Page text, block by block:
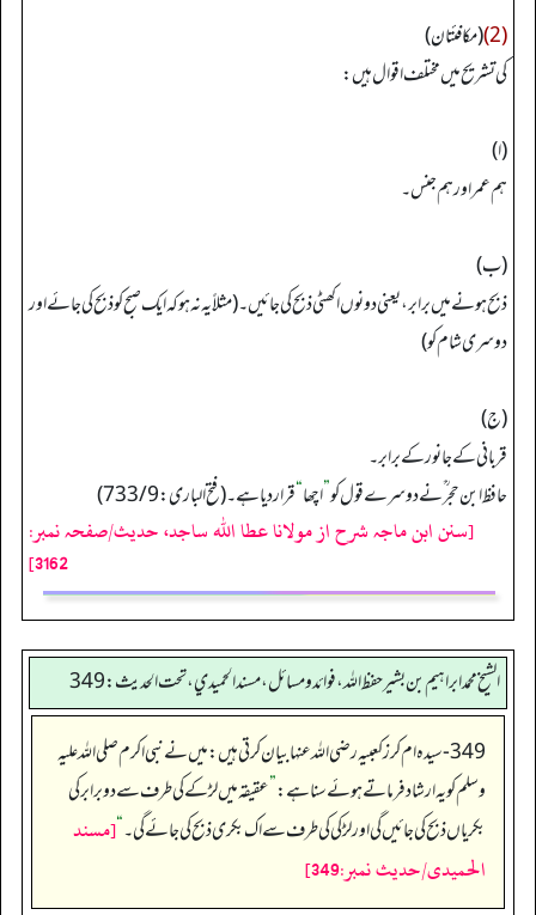
(2) (مكافئتان)
كی تشریح میں مختلف اقوال ہیں:
(ا)
ہم عمر اور ہم جنس۔
(ب)
ذبح ہونے میں برابر، یعنی دونوں اکھٹی ذبح کی جائیں۔ (مثلاً یہ نہ ہو کہ ایک صبح کو ذبح کی جائے اور
دوسری شام کو)
(ج)
قربانی کے جانور کے برابر۔
حافظ ابن حجر ؒنے دوسرے قول کو”اچھا“قراردیا ہے۔ (فتح الباری: 9/ 733)
[سنن ابن ماجہ شرح از مولانا عطا الله ساجد، حدیث/صفحہ نمبر:
3162]
الشيخ محمد ابراهيم بن بشير حفظ الله، فوائد و مسائل، مسند الحميدي، تحت الحديث:349
349- سیدہ ام کرز کعبیہ رضی اللہ عنہا بیان کرتی ہیں: میں نے نبی اکرم صلی اللہ علیہ
وسلم کو یہ ارشاد فرماتے ہوئے سنا ہے:”عقیقہ میں لڑکے کی طرف سے دو برابر کی
بکریاں ذبح کی جائیں گی اور لڑکی کی طرف سے اک بکری ذبح کی جائے گی۔“[مسند
الحمیدی/حدیث نمبر:349]